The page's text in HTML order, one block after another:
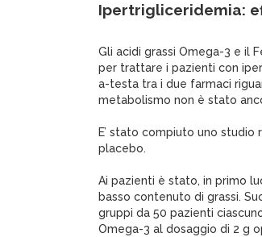
Ipertrigliceridemia:
Gli acidi grassi Omega-3 e il
per trattare i pazienti con
a-testa tra i due farmaci
metabolismo non è stato
E’ stato compiuto uno
placebo.
Ai pazienti è stato, in primo
basso contenuto di grassi.
gruppi da 50 pazienti
Omega-3 al dosaggio di 2 g